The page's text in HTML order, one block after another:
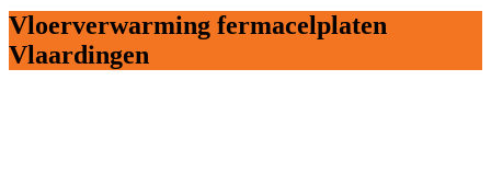
Vloerverwarming fermacelplaten
Vlaardingen